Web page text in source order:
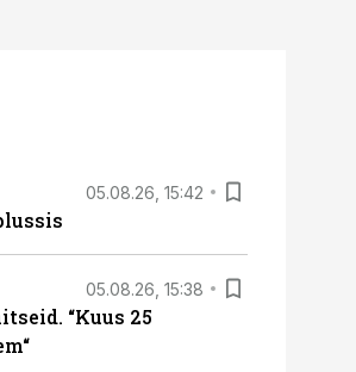
05.08.26, 15:42
05.08.26, 15:38
“Kuus 25